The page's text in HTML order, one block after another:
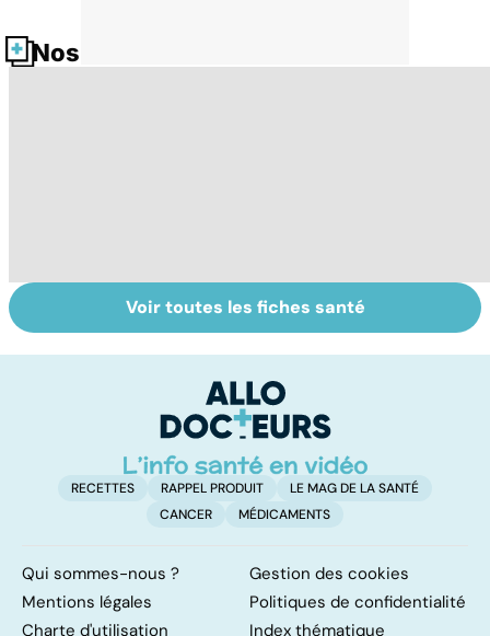
Nos fiches santé
Intoxications
alimentaires :
Les dangers de la
malbouffe
Voir toutes les fiches santé
RECETTES RAPPEL PRODUIT
LE MAG DE LA SANTÉ
CANCER
MÉDICAMENTS
Qui sommes-nous ?
Gestion des cookies
Mentions légales
Politiques de confidentialité
Charte d'utilisation
Index thématique